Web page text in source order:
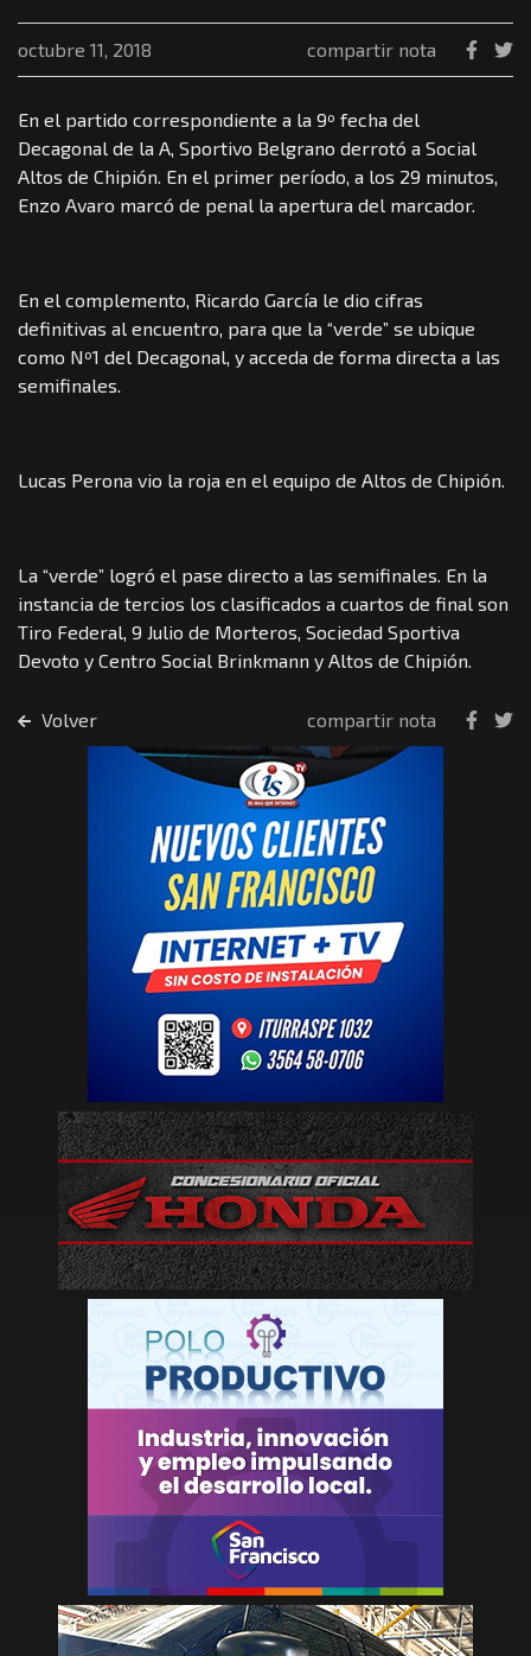
octubre 11, 2018 compartir nota
En el partido correspondiente a la 9º fecha del
Decagonal de la A, Sportivo Belgrano derrotó a Social
Altos de Chipión. En el primer período, a los 29 minutos,
Enzo Avaro marcó de penal la apertura del marcador.
En el complemento, Ricardo García le dio cifras
definitivas al encuentro, para que la “verde” se ubique
como Nº1 del Decagonal, y acceda de forma directa a las
semifinales.
Lucas Perona vio la roja en el equipo de Altos de Chipión.
La “verde” logró el pase directo a las semifinales. En la
instancia de tercios los clasificados a cuartos de final son
Tiro Federal, 9 Julio de Morteros, Sociedad Sportiva
Devoto y Centro Social Brinkmann y Altos de Chipión.
Volver compartir nota